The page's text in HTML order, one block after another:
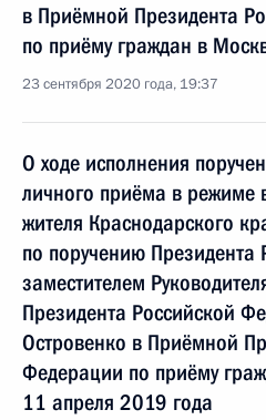
в Приёмной Президента
по приёму граждан в
23 сентября 2020 года, 19:37
О ходе исполнения
личного приёма в режиме
жителя Краснодарского
по поручению
заместителем
Президента Российской
Островенко в Приёмной
Федерации по приёму
11 апреля 2019 года